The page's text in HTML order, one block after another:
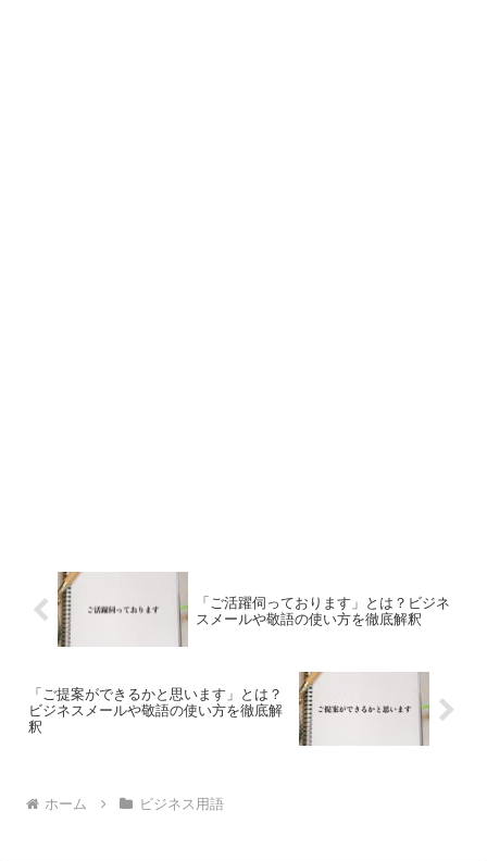
「ご活躍伺っております」とは？ビジネ
スメールや敬語の使い方を徹底解釈
「ご提案ができるかと思います」とは？
ビジネスメールや敬語の使い方を徹底解
釈
ホーム ビジネス用語